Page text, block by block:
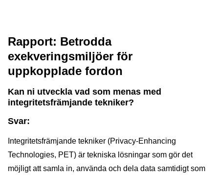
Rapport: Betrodda
exekveringsmiljöer för
uppkopplade fordon
Kan ni utveckla vad som menas med
integritetsfrämjande tekniker?
Svar:
Integritetsfrämjande tekniker (Privacy-Enhancing
Technologies, PET) är tekniska lösningar som gör det
möjligt att samla in, använda och dela data samtidigt som